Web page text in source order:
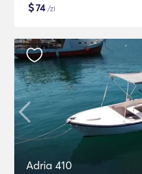
$74/zi
Adria 410